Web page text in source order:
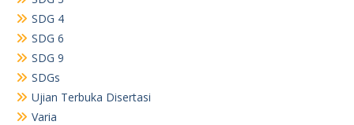
SDG 4
SDG 6
SDG 9
SDGs
Ujian Terbuka Disertasi
Varia